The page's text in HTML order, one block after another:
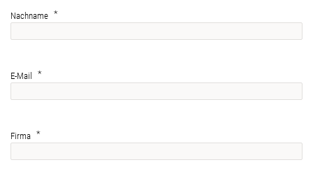
Nachname
E-Mail
Firma